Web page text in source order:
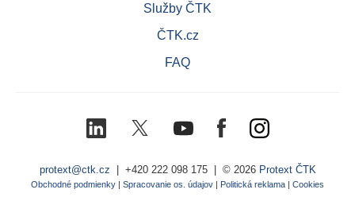
Služby ČTK
ČTK.cz
FAQ
LinkedIn YoutubeFacebookInstagram
protext@ctk.cz +420 222 098 175| © 2026 Protext ČTK
Obchodné podmienky | Spracovanie os. údajov | Politická reklama | Cookies